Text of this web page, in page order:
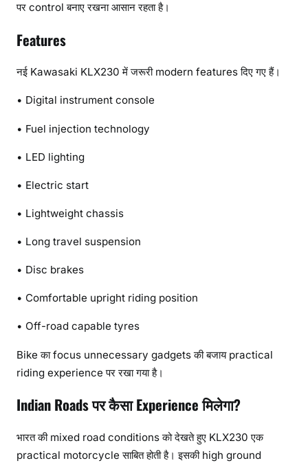
पर control बनाए रखना आसान रहता है।
Features
नई Kawasaki KLX230 में जरूरी modern features दिए गए हैं।
• Digital instrument console
• Fuel injection technology
• LED lighting
• Electric start
• Lightweight chassis
• Long travel suspension
• Disc brakes
• Comfortable upright riding position
• Off-road capable tyres
Bike का focus unnecessary gadgets की बजाय practical
riding experience पर रखा गया है।
Indian Roads पर कैसा Experience मिलेगा?
भारत की mixed road conditions को देखते हुए KLX230 एक
practical motorcycle साबित होती है। इसकी high ground